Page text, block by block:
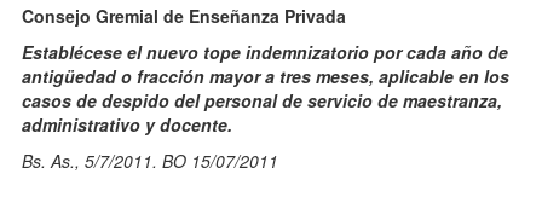
Consejo Gremial de Enseñanza Privada
Establécese el nuevo tope indemnizatorio por cada año de
antigüedad o fracción mayor a tres meses, aplicable en los
casos de despido del personal de servicio de maestranza,
administrativo y docente.
Bs. As., 5/7/2011. BO 15/07/2011